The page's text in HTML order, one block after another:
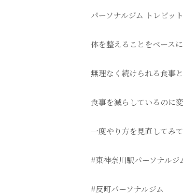
パーソナルジム トレビッ
体を整えることをベースに
無理なく続けられる食事
食事を減らしているのに
一度やり方を見直してみて
#東神奈川駅パーソナルジ
#反町パーソナルジム